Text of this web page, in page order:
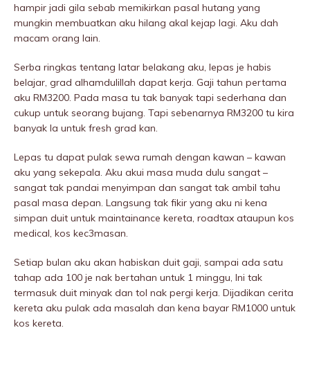
hampir jadi giIa sebab memikirkan pasal hutang yang
mungkin membuatkan aku hilang akal kejap lagi. Aku dah
macam orang lain.
Serba ringkas tentang latar belakang aku, lepas je habis
belajar, grad alhamdulillah dapat kerja. Gaji tahun pertama
aku RM3200. Pada masa tu tak banyak tapi sederhana dan
cukup untuk seorang bujang. Tapi sebenarnya RM3200 tu kira
banyak la untuk fresh grad kan.
Lepas tu dapat pulak sewa rumah dengan kawan – kawan
aku yang sekepala. Aku akui masa muda dulu sangat –
sangat tak pandai menyimpan dan sangat tak ambil tahu
pasal masa depan. Langsung tak fikir yang aku ni kena
simpan duit untuk maintainance kereta, roadtax ataupun kos
medical, kos kec3masan.
Setiap bulan aku akan habiskan duit gaji, sampai ada satu
tahap ada 100 je nak bertahan untuk 1 minggu, Ini tak
termasuk duit minyak dan tol nak pergi kerja. Dijadikan cerita
kereta aku pulak ada masalah dan kena bayar RM1000 untuk
kos kereta.